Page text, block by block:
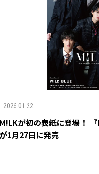
2026.01.22
M!LKが初の表紙に登場！ 『
が1月27日に発売